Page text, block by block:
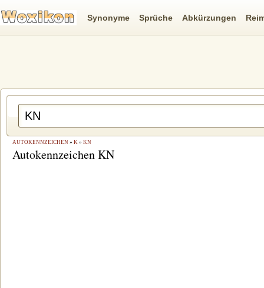
AUTOKENNZEICHEN » K » KN
Autokennzeichen KN
Synonyme Sprüche Abkürzungen